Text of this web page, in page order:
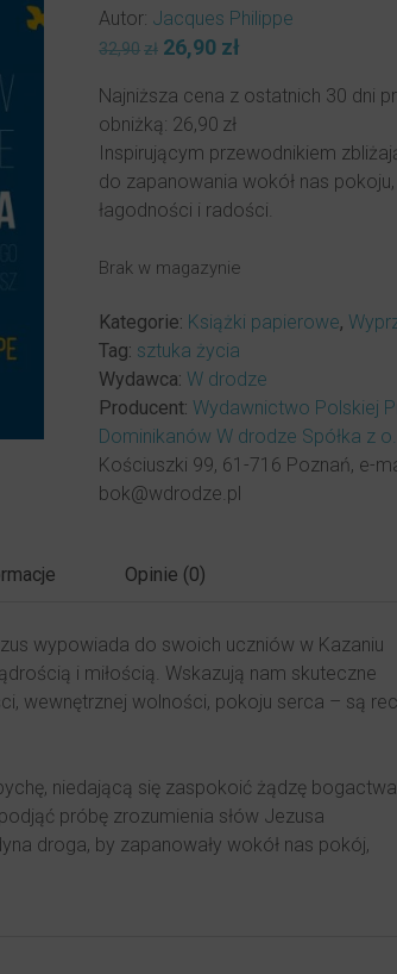
Autor: Jacques Philippe
32,90zł Pierwotna
wynosiła:
32,90zł.
26,90 złAktualna
wynosi:
Najniższa cena z ostatnich 30 dni
obniżką: 26,90 zł
Inspirującym przewodnikiem
do zapanowania wokół nas pokoju,
łagodności i radości.
Brak w magazynie
Kategorie: Książki papierowe,
Tag: sztuka życia
Wydawca: W drodze
Producent: Wydawnictwo Polskiej
Dominikanów W drodze Spółka z
Kościuszki 99, 61-716 Poznań, e-
bok@wdrodze.pl
Opinie (0)
wypowiada do swoich uczniów w Kazaniu
i miłością. Wskazują nam skuteczne
wewnętrznej wolności, pokoju serca – są
niedającą się zaspokoić żądzę bogactwa
próbę zrozumienia słów Jezusa
droga, by zapanowały wokół nas pokój,